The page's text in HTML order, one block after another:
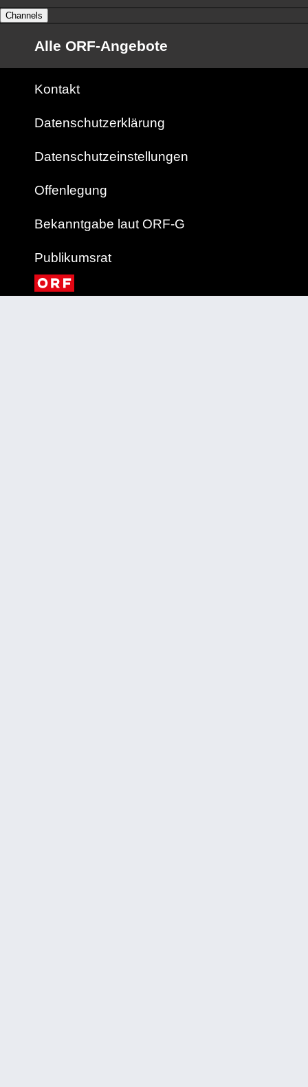
Channels
Alle ORF-Angebote
Kontakt
Datenschutzerklärung
Datenschutzeinstellungen
Offenlegung
Bekanntgabe laut ORF-G
Publikumsrat